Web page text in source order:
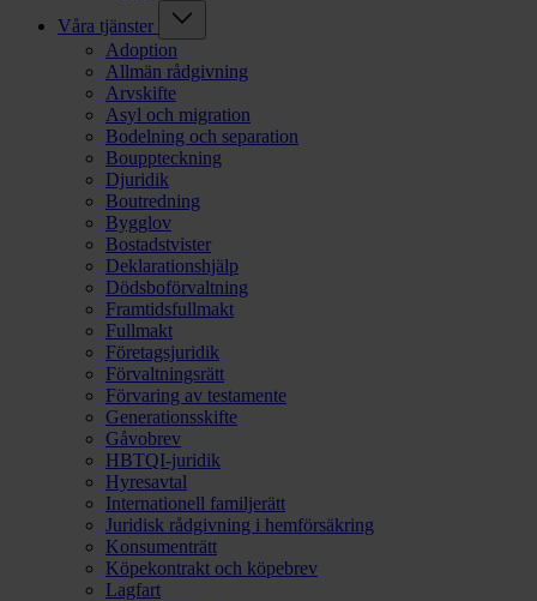
Våra tjänster
Adoption
Allmän rådgivning
Arvskifte
Asyl och migration
Bodelning och separation
Bouppteckning
Djuridik
Boutredning
Bygglov
Bostadstvister
Deklarationshjälp
Dödsboförvaltning
Framtidsfullmakt
Fullmakt
Företagsjuridik
Förvaltningsrätt
Förvaring av testamente
Generationsskifte
Gåvobrev
HBTQI-juridik
Hyresavtal
Internationell familjerätt
Juridisk rådgivning i hemförsäkring
Konsumenträtt
Köpekontrakt och köpebrev
Lagfart